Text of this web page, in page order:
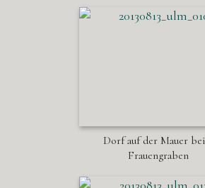
Dorf auf der Mauer
Frauengraben